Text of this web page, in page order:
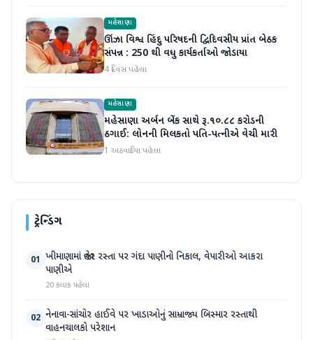
મહેસાણા
ઊંઝા વિશ્વ હિંદુ પરિષદની દ્વિદિવસીય પ્રાંત બેઠક
સંપન્ન : 250 થી વધુ કાર્યકર્તાઓ જોડાયા
4 દિવસ પહેલા
મહેસાણા
મહેસાણા અર્બન બેંક સાથે રૂ.૧૦.૮૮ કરોડની
ઠગાઈ: લોનની મિલકતો પતિ-પત્નીએ વેચી મારી
1 અઠવાડિયા પહેલા
ટ્રેન્ડિંગ
01 ખીમાણામાં જાહેર રસ્તા પર ગંદા પાણીનો નિકાલ, વેપારીઓ આકરા
પાણીએ
20 કલાક પહેલા
02 નેનાવા-સાંચોર હાઈવે પર ખાડાઓનું સામ્રાજ્ય બિસ્માર રસ્તાથી
વાહનચાલકો પરેશાન